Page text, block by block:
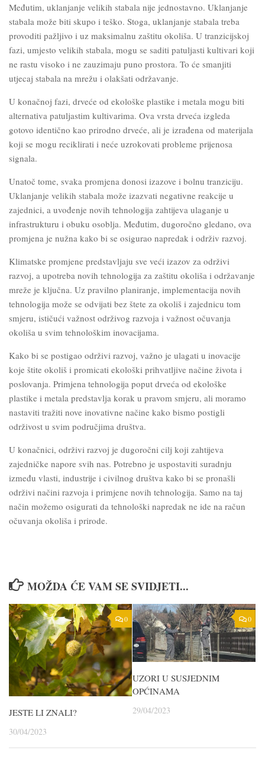
Međutim, uklanjanje velikih stabala nije jednostavno. Uklanjanje
stabala može biti skupo i teško. Stoga, uklanjanje stabala treba
provoditi pažljivo i uz maksimalnu zaštitu okoliša. U tranzicijskoj
fazi, umjesto velikih stabala, mogu se saditi patuljasti kultivari koji
ne rastu visoko i ne zauzimaju puno prostora. To će smanjiti
utjecaj stabala na mrežu i olakšati održavanje.
U konačnoj fazi, drveće od ekološke plastike i metala mogu biti
alternativa patuljastim kultivarima. Ova vrsta drveća izgleda
gotovo identično kao prirodno drveće, ali je izrađena od materijala
koji se mogu reciklirati i neće uzrokovati probleme prijenosa
signala.
Unatoč tome, svaka promjena donosi izazove i bolnu tranziciju.
Uklanjanje velikih stabala može izazvati negativne reakcije u
zajednici, a uvođenje novih tehnologija zahtijeva ulaganje u
infrastrukturu i obuku osoblja. Međutim, dugoročno gledano, ova
promjena je nužna kako bi se osigurao napredak i održiv razvoj.
Klimatske promjene predstavljaju sve veći izazov za održivi
razvoj, a upotreba novih tehnologija za zaštitu okoliša i održavanje
mreže je ključna. Uz pravilno planiranje, implementacija novih
tehnologija može se odvijati bez štete za okoliš i zajednicu tom
smjeru, ističući važnost održivog razvoja i važnost očuvanja
okoliša u svim tehnološkim inovacijama.
Kako bi se postigao održivi razvoj, važno je ulagati u inovacije
koje štite okoliš i promicati ekološki prihvatljive načine života i
poslovanja. Primjena tehnologija poput drveća od ekološke
plastike i metala predstavlja korak u pravom smjeru, ali moramo
nastaviti tražiti nove inovativne načine kako bismo postigli
održivost u svim područjima društva.
U konačnici, održivi razvoj je dugoročni cilj koji zahtijeva
zajedničke napore svih nas. Potrebno je uspostaviti suradnju
između vlasti, industrije i civilnog društva kako bi se pronašli
održivi načini razvoja i primjene novih tehnologija. Samo na taj
način možemo osigurati da tehnološki napredak ne ide na račun
očuvanja okoliša i prirode.
MOŽDA ĆE VAM SE SVIDJETI...
0
JESTE LI ZNALI?
30/04/2023
0
UZORI U SUSJEDNIM
OPĆINAMA
29/04/2023